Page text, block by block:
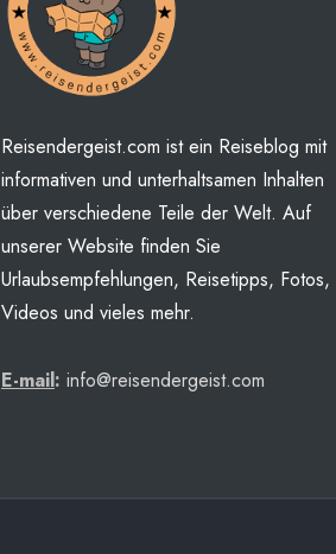
Reisendergeist.com ist ein Reiseblog mit
informativen und unterhaltsamen Inhalten
über verschiedene Teile der Welt. Auf
unserer Website finden Sie
Urlaubsempfehlungen, Reisetipps, Fotos,
Videos und vieles mehr.
E-mail: info@reisendergeist.com